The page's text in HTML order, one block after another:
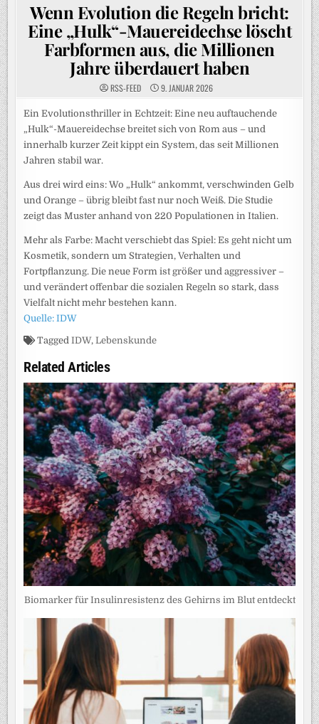
Wenn Evolution die Regeln bricht:
Eine „Hulk“-Mauereidechse löscht
Farbformen aus, die Millionen
Jahre überdauert haben
RSS-FEED 9. JANUAR 2026
Ein Evolutionsthriller in Echtzeit: Eine neu auftauchende
„Hulk“-Mauereidechse breitet sich von Rom aus – und
innerhalb kurzer Zeit kippt ein System, das seit Millionen
Jahren stabil war.
Aus drei wird eins: Wo „Hulk“ ankommt, verschwinden Gelb
und Orange – übrig bleibt fast nur noch Weiß. Die Studie
zeigt das Muster anhand von 220 Populationen in Italien.
Mehr als Farbe: Macht verschiebt das Spiel: Es geht nicht um
Kosmetik, sondern um Strategien, Verhalten und
Fortpflanzung. Die neue Form ist größer und aggressiver –
und verändert offenbar die sozialen Regeln so stark, dass
Vielfalt nicht mehr bestehen kann.
Quelle: IDW
TaggedIDW,Lebenskunde
Related Articles
Biomarker für Insulinresistenz des Gehirns im Blut entdeckt